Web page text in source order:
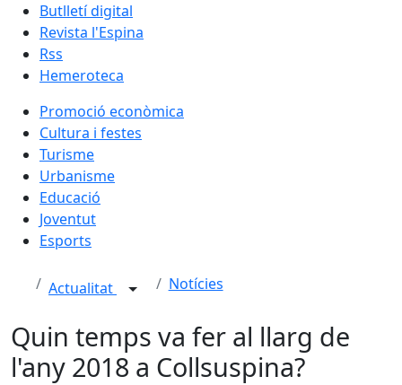
Butlletí digital
Revista l'Espina
Rss
Hemeroteca
Promoció econòmica
Cultura i festes
Turisme
Urbanisme
Educació
Joventut
Esports
Actualitat Notícies
Quin temps va fer al llarg de
l'any 2018 a Collsuspina?